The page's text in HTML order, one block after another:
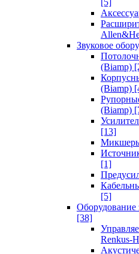
[5]
Звуковое
(Biamp)
(Biamp)
(Biamp)
[13]
[1]
[5]
Оборудование
[38]
Renkus-